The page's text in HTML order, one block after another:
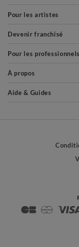
Pour les artistes
Devenir franchisé
Pour les professionnels
À propos
Aide & Guides